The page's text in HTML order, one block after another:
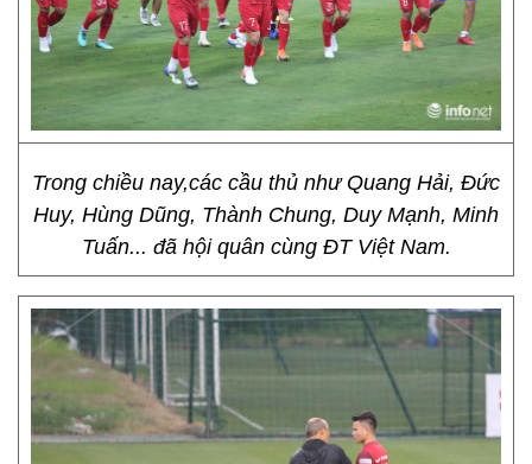
Trong chiều nay,các cầu thủ như Quang Hải, Đức
Huy, Hùng Dũng, Thành Chung, Duy Mạnh, Minh
Tuấn... đã hội quân cùng ĐT Việt Nam.